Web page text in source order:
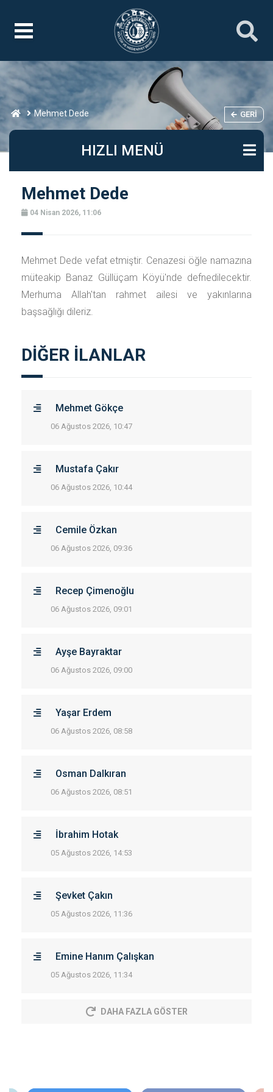
Mehmet Dede GERI
HIZLI MENÜ
Mehmet Dede
04 Nisan 2026, 11:06
Mehmet Dede vefat etmiştir. Cenazesi öğle namazına
müteakip Banaz Güllüçam Köyü'nde defnedilecektir.
Merhuma Allah'tan rahmet ailesi ve yakınlarına
başsağlığı dileriz.
DİĞER İLANLAR
Mehmet Gökçe
06 Ağustos 2026, 10:47
Mustafa Çakır
06 Ağustos 2026, 10:44
Cemile Özkan
06 Ağustos 2026, 09:36
Recep Çimenoğlu
06 Ağustos 2026, 09:01
Ayşe Bayraktar
06 Ağustos 2026, 09:00
Yaşar Erdem
06 Ağustos 2026, 08:58
Osman Dalkıran
06 Ağustos 2026, 08:51
İbrahim Hotak
05 Ağustos 2026, 14:53
Şevket Çakın
05 Ağustos 2026, 11:36
Emine Hanım Çalışkan
05 Ağustos 2026, 11:34
DAHA FAZLA GÖSTER